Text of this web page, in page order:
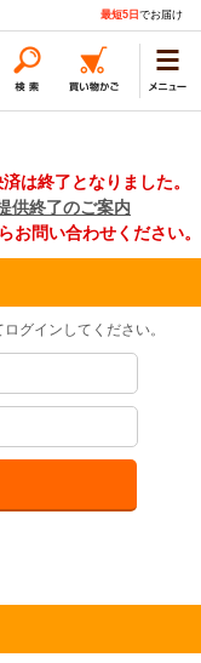
最短5日 でお届け
は終了となりました。
供終了のご案内
お問い合わせください。
グインしてください。